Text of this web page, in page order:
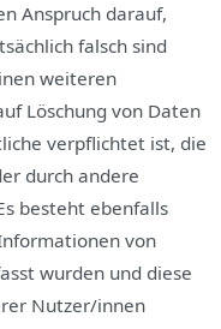
Anspruch darauf,
falsch sind
weiteren
Löschung von Daten
verpflichtet ist, die
durch andere
besteht ebenfalls
von
wurden und diese
Nutzer/innen